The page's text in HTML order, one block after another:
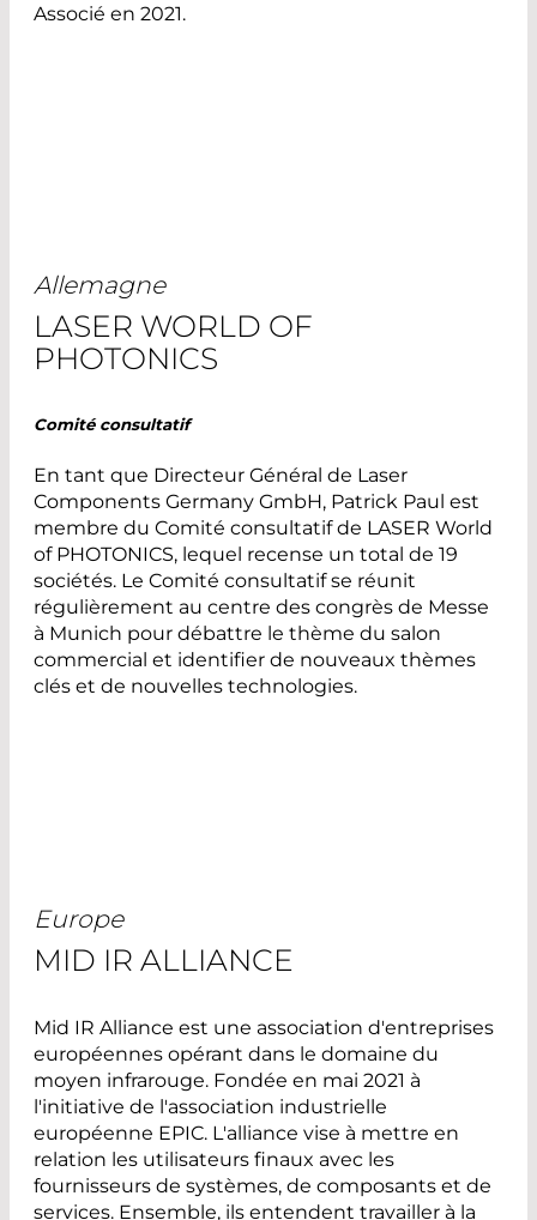
Associé en 2021.
Allemagne
LASER WORLD OF
PHOTONICS
Comité consultatif
En tant que Directeur Général de Laser
Components Germany GmbH, Patrick Paul est
membre du Comité consultatif de LASER World
of PHOTONICS, lequel recense un total de 19
sociétés. Le Comité consultatif se réunit
régulièrement au centre des congrès de Messe
à Munich pour débattre le thème du salon
commercial et identifier de nouveaux thèmes
clés et de nouvelles technologies.
Europe
MID IR ALLIANCE
Mid IR Alliance est une association d'entreprises
européennes opérant dans le domaine du
moyen infrarouge. Fondée en mai 2021 à
l'initiative de l'association industrielle
européenne EPIC. L'alliance vise à mettre en
relation les utilisateurs finaux avec les
fournisseurs de systèmes, de composants et de
services. Ensemble, ils entendent travailler à la